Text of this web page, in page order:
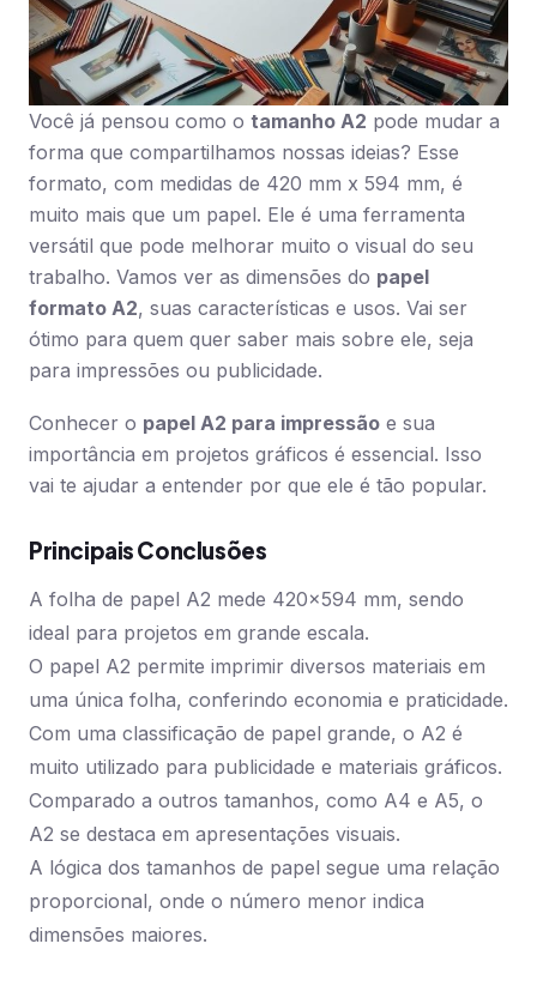
Você já pensou como o tamanho A2 pode mudar a
forma que compartilhamos nossas ideias? Esse
formato, com medidas de 420 mm x 594 mm, é
muito mais que um papel. Ele é uma ferramenta
versátil que pode melhorar muito o visual do seu
trabalho. Vamos ver as dimensões do papel
formato A2, suas características e usos. Vai ser
ótimo para quem quer saber mais sobre ele, seja
para impressões ou publicidade.
Conhecer o papel A2 para impressão e sua
importância em projetos gráficos é essencial. Isso
vai te ajudar a entender por que ele é tão popular.
Principais Conclusões
A folha de papel A2 mede 420×594 mm, sendo
ideal para projetos em grande escala.
O papel A2 permite imprimir diversos materiais em
uma única folha, conferindo economia e praticidade.
Com uma classificação de papel grande, o A2 é
muito utilizado para publicidade e materiais gráficos.
Comparado a outros tamanhos, como A4 e A5, o
A2 se destaca em apresentações visuais.
A lógica dos tamanhos de papel segue uma relação
proporcional, onde o número menor indica
dimensões maiores.